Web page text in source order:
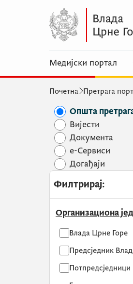
Медијски портал
Почетна Претрага
Општа
Вијести
Документа
e-Сервиси
Догађаји
Филтрирај:
Организациона
Влада Црне Горе
Предсједник